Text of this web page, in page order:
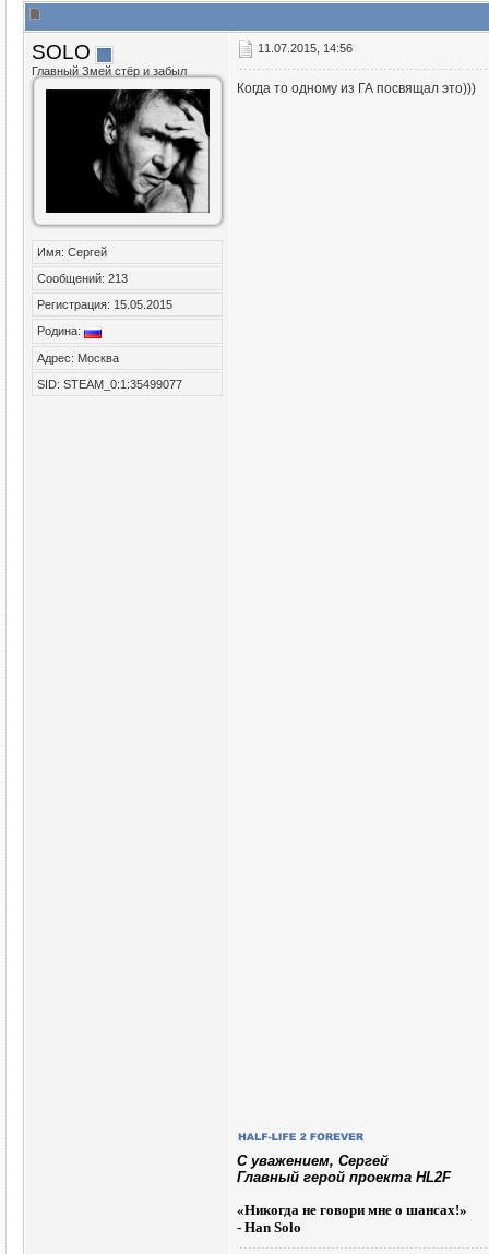
SOLO
Главный Змей стёр и забыл
Имя: Сергей
Сообщений: 213
Регистрация: 15.05.2015
Родина:
Адрес: Москва
SID: STEAM_0:1:35499077
11.07.2015, 14:56
Когда то одному из ГА посвящал это)))
C уважением, Сергей
Главный герой проекта HL2F
«Никогда не говори мне о шансах!»
- Han Solo